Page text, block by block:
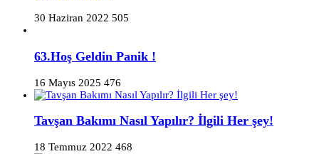
30 Haziran 2022 505
63.Hoş Geldin Panik !
16 Mayıs 2025 476
Tavşan Bakımı Nasıl Yapılır? İlgili Her şey!
18 Temmuz 2022 468